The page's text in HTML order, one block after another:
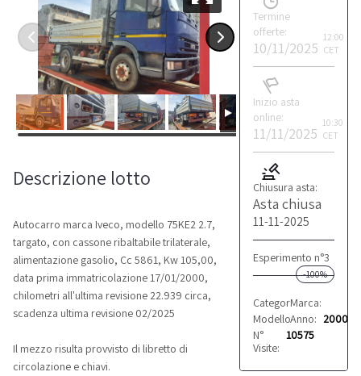
Termine
offerte:
10/11/2025
12:00
CET
Inizio asta
online:
11/11/2025
10:30
CET
Chiusura asta:
Asta chiusa
11-11-2025
Esperimento n°3
-100%
Categoria: Autocarri
Marca:
Modello: 75KE2 2.7
Anno: 2000
N°
Visite:
10575
Descrizione lotto
Autocarro marca Iveco, modello 75KE2 2.7,
targato, con cassone ribaltabile trilaterale,
alimentazione gasolio, Cc 5861, Kw 105,00,
data prima immatricolazione 17/01/2000,
chilometri all'ultima revisione 22.939 circa,
scadenza ultima revisione 02/2025
Il mezzo risulta provvisto di libretto di
circolazione e chiavi.